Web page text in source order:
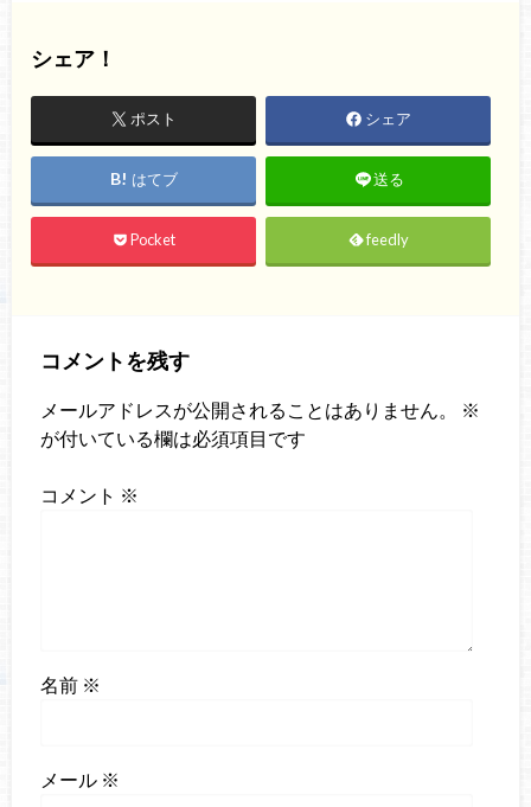
シェア！
ポスト シェア
はてブ 送る
Pocket feedly
コメントを残す
メールアドレスが公開されることはありません。
※
が付いている欄は必須項目です
コメント ※
名前 ※
メール ※